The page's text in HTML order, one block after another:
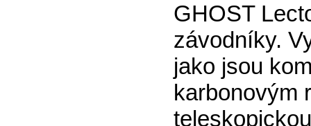
GHOST
závodníky.
jako jsou
karbonovým